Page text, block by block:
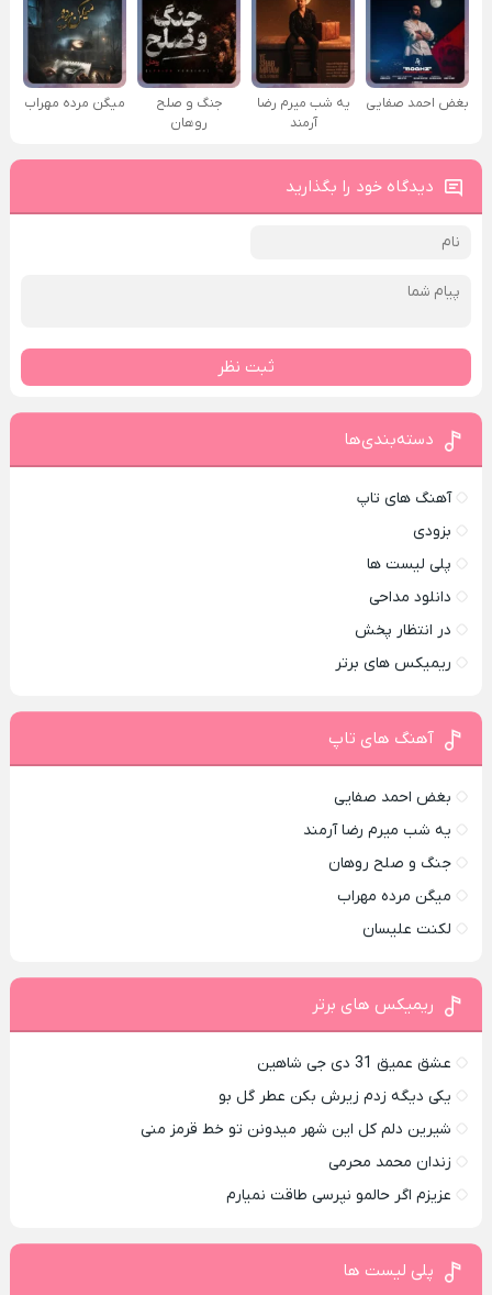
بغض احمد صفایی
یه شب میرم رضا
آرمند
جنگ و صلح
روهان
میگن مرده مهراب
دیدگاه خود را بگذارید
ثبت نظر
دسته‌بندی‌ها
آهنگ های تاپ
بزودی
پلی لیست ها
دانلود مداحی
در انتظار پخش
ریمیکس های برتر
آهنگ های تاپ
بغض احمد صفایی
یه شب میرم رضا آرمند
جنگ و صلح روهان
میگن مرده مهراب
لکنت علیسان
ریمیکس های برتر
عشق عمیق 31 دی جی شاهین
یکی دیگه زدم زیرش بکن عطر گل بو
شیرین دلم کل این شهر میدونن تو خط قرمز منی
زندان محمد محرمی
عزیزم اگر حالمو نپرسی طاقت نمیارم
پلی لیست ها